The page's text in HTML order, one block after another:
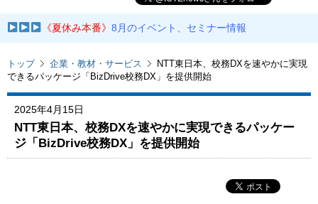
《夏休み本番》8月のイベント、セミナー情報
トップ 企業・教材・サービス
NTT東日本、校務DXを速やかに実現
できるパッケージ「BizDrive校務DX」を提供開始
2025年4月15日
NTT東日本、校務DXを速やかに実現できるパッケー
ジ「BizDrive校務DX」を提供開始